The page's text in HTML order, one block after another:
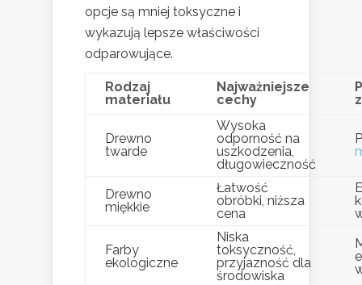
opcje są mniej toksyczne i
wykazują lepsze właściwości
odparowujące.
Rodzaj
materiału
Najważniejsze
cechy
Drewno
twarde
Wysoka
odporność na
uszkodzenia,
długowieczność
Drewno
miękkie
Łatwość
obróbki, niższa
cena
Farby
ekologiczne
Niska
toksyczność,
przyjazność dla
środowiska